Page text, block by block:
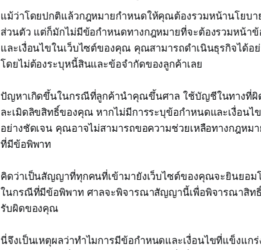
แม้ว่าโดยปกติแล้วกฎหมายกำหนดให้คุณต้องรวมหน้านโยบา
ส่วนตัว แต่ก็มักไม่มีข้อกำหนดทางกฎหมายที่จะต้องรวมหน้า
และเงื่อนไขในเว็บไซต์ของคุณ คุณสามารถดำเนินธุรกิจได้อย่
โดยไม่ต้องระบุหนี้สินและข้อจำกัดของลูกค้าเลย
ปัญหาเกิดขึ้นในกรณีที่ลูกค้านำคุณขึ้นศาล ใช้บัญชีในทางที่ผิ
ละเมิดลิขสิทธิ์ของคุณ หากไม่มีการระบุข้อกำหนดและเงื่อนไ
อย่างชัดเจน คุณอาจไม่สามารถขอความช่วยเหลือทางกฎหม
ที่มีข้อพิพาท
คิดว่าเป็นสัญญาที่ทุกคนที่เข้ามายังเว็บไซต์ของคุณจะยินยอม
ในกรณีที่มีข้อพิพาท ศาลจะพิจารณาสัญญานี้เพื่อพิจารณาสิท
รับผิดของคุณ
นี่จึงเป็นเหตุผลว่าทำไมการมีข้อกำหนดและเงื่อนไขที่แข็งแกร่